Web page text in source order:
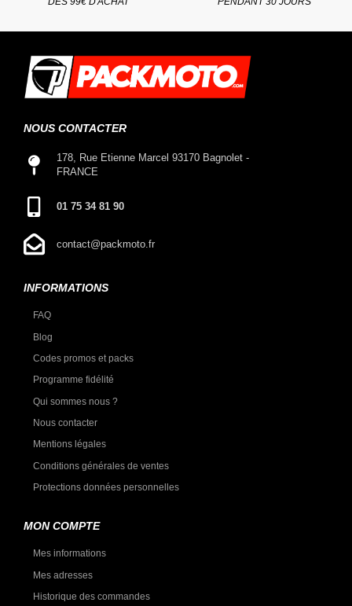
NOUS CONTACTER
178, Rue Etienne Marcel 93170 Bagnolet -
FRANCE
01 75 34 81 90
contact@packmoto.fr
INFORMATIONS
FAQ
Blog
Codes promos et packs
Programme fidélité
Qui sommes nous ?
Nous contacter
Mentions légales
Conditions générales de ventes
Protections données personnelles
MON COMPTE
Mes informations
Mes adresses
Historique des commandes